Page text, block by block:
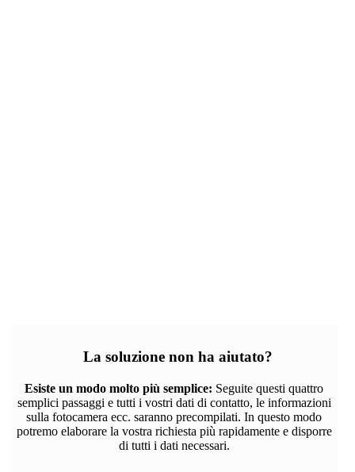
La soluzione non ha aiutato?
Esiste un modo molto più semplice: Seguite questi quattro
semplici passaggi e tutti i vostri dati di contatto, le informazioni
sulla fotocamera ecc. saranno precompilati. In questo modo
potremo elaborare la vostra richiesta più rapidamente e disporre
di tutti i dati necessari.